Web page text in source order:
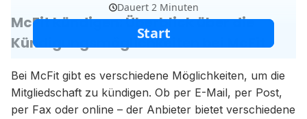
McFit kündigen: Überblick über die
Kündigungsmöglichkeiten bei McFit
Bei McFit gibt es verschiedene Möglichkeiten, um die
Mitgliedschaft zu kündigen. Ob per E-Mail, per Post,
per Fax oder online – der Anbieter bietet verschiedene